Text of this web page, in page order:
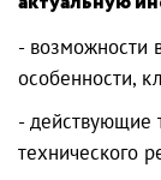
- возможности
особенности,
- действующие
технического